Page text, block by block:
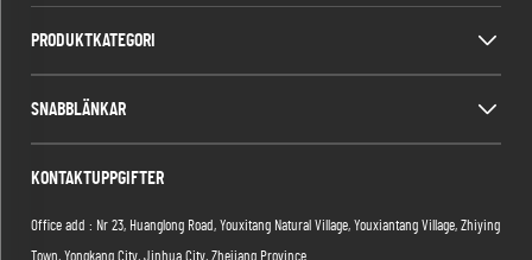
PRODUKTKATEGORI
SNABBLÄNKAR
KONTAKTUPPGIFTER
Office add : Nr 23, Huanglong Road, Youxitang Natural Village, Youxiantang Village, Zhiying
Town, Yongkang City, Jinhua City, Zhejiang Province